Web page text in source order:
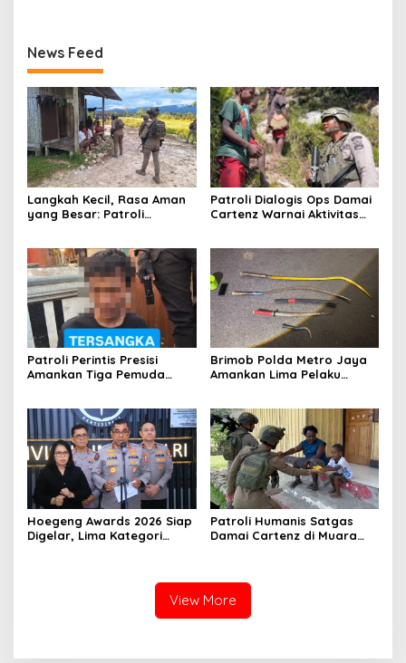
News Feed
Langkah Kecil, Rasa Aman
yang Besar: Patroli
Kenyam
Patroli Dialogis Ops Damai
Cartenz Warnai Aktivitas
Patroli Perintis Presisi
Amankan Tiga Pemuda
Brimob Polda Metro Jaya
Amankan Lima Pelaku
Hoegeng Awards 2026 Siap
Digelar, Lima Kategori
Patroli Humanis Satgas
Damai Cartenz di Muara
View More